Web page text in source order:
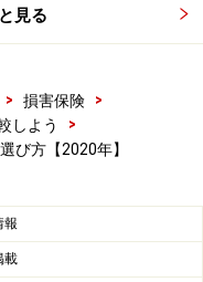
AIG損害保険）
間2年以上はWEB割
、消火設備割引など
災海上保険）
見る
> 損害保険
>
しよう
>
び方【2020年】
報
載